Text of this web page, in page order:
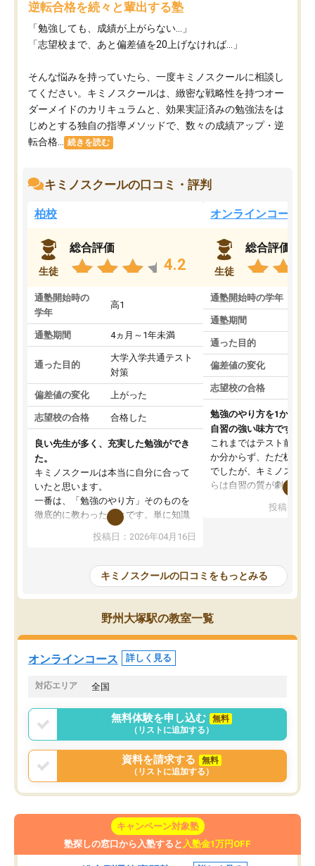
逆転合格を続々と輩出する塾
「勉強しても、成績が上がらない…」
「志望校まで、あと偏差値を20上げなければ…」
そんな悩みを持っていたら、一度キミノスクールに相談し
てください。キミノスクールは、緻密な戦略性を持つオー
ダーメイドのカリキュラムと、効果実証済みの勉強法をは
じめとする独自の指導メソッドで、数々の成績アップ・逆
転合格...
続きを読む
キミノスクールの口コミ・評判
柏校
生徒
総合評価
4.2
通塾開始時の
学年
高1
通塾期間 4ヵ月～1年未満
通った目的
大学入学共通テスト
対策
偏差値の変化 上がった
志望校の合格 合格した
良い先生が多く、充実した勉強ができ
た。
キミノスクールは本当に自分に合って
いたと思います。
一番は、「勉強のやり方」そのものを
徹底的に教わったことです。単に知識
を詰め込むのではなく、自学自習の習
慣が身につくよう並走してくれるの
はなくなりました。
講師の方との距離も近く、親身なコー
チングのおかげで、停滞期もモチベー
ションを維持できました。「やらされ
る勉強」から「目標のための勉強」へ
意識が変わったことが、目標校への合
投稿日：2026年04月16日
オンラインコース
生徒
総合評価
通塾開始時の学年
通塾期間
通った目的
偏差値の変化
志望校の合格
勉強のやり方を1から教
自習の強い味方です。
これまではテスト前に何
か分からず、ただ机に座
でしたが、キミノスクー
らは自習の質が劇的に変
を明確にしてくれるの
の仕方をコーチングして
ルなので、家での学習習
身につきました。結果と
た英語の偏差値が10以上
していた公立高校に無事
た。自分から学ぶ姿勢を
投稿日：
キミノスクールの口コミをもっとみる
野州大塚駅の教室一覧
オンラインコース 詳しく見る
対応エリア 全国
無料体験を申し込む
無料
（リストに追加する）
資料を請求する
無料
（リストに追加する）
キャンペーン対象塾
塾探しの窓口から入塾すると 入塾金1万円OFF